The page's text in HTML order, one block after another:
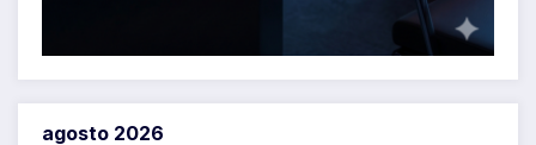
agosto 2026